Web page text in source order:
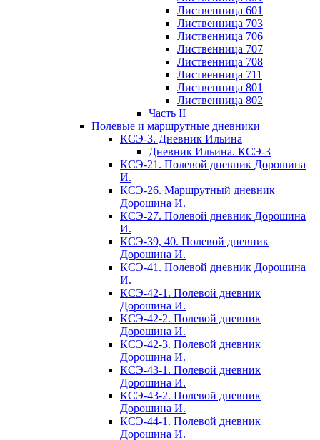
Лиственница 601
Лиственница 703
Лиственница 706
Лиственница 707
Лиственница 708
Лиственница 711
Лиственница 801
Лиственница 802
Часть II
Полевые и маршрутные дневники
КСЭ-3. Дневник Ильина
Дневник Ильина. КСЭ-3
КСЭ-21. Полевой дневник Дорошина
И.
КСЭ-26. Маршрутный дневник
Дорошина И.
КСЭ-27. Полевой дневник Дорошина
И.
КСЭ-39, 40. Полевой дневник
Дорошина И.
КСЭ-41. Полевой дневник Дорошина
И.
КСЭ-42-1. Полевой дневник
Дорошина И.
КСЭ-42-2. Полевой дневник
Дорошина И.
КСЭ-42-3. Полевой дневник
Дорошина И.
КСЭ-43-1. Полевой дневник
Дорошина И.
КСЭ-43-2. Полевой дневник
Дорошина И.
КСЭ-44-1. Полевой дневник
Дорошина И.